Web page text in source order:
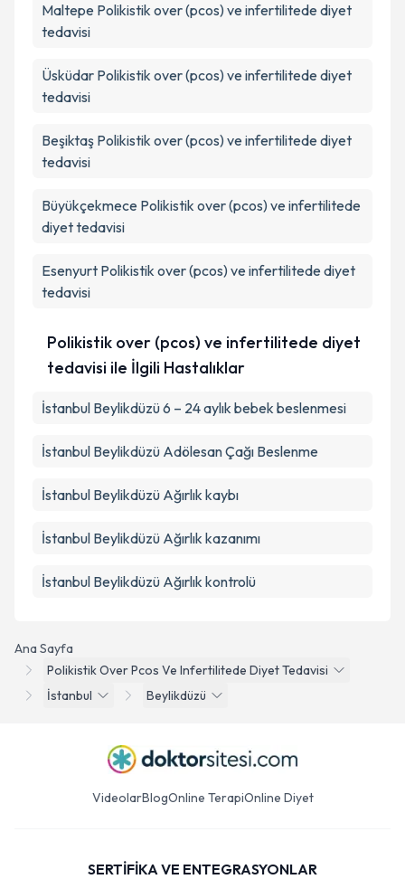
Ana Sayfa
Polikistik Over Pcos Ve Infertilitede Diyet Tedavisi
İstanbul
Beylikdüzü
Maltepe Polikistik over (pcos) ve infertilitede diyet
tedavisi
Üsküdar Polikistik over (pcos) ve infertilitede diyet
tedavisi
Beşiktaş Polikistik over (pcos) ve infertilitede diyet
tedavisi
Büyükçekmece Polikistik over (pcos) ve infertilitede
diyet tedavisi
Esenyurt Polikistik over (pcos) ve infertilitede diyet
tedavisi
Polikistik over (pcos) ve infertilitede diyet
tedavisi ile İlgili Hastalıklar
İstanbul Beylikdüzü 6 – 24 aylık bebek beslenmesi
İstanbul Beylikdüzü Adölesan Çağı Beslenme
İstanbul Beylikdüzü Ağırlık kaybı
İstanbul Beylikdüzü Ağırlık kazanımı
İstanbul Beylikdüzü Ağırlık kontrolü
VideolarBlogOnline TerapiOnline Diyet
SERTİFİKA VE ENTEGRASYONLAR